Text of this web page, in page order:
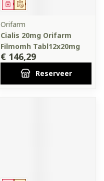
Op voorschrift
Geneesmiddel
Orifarm
Cialis 20mg Orifarm
Filmomh Tabl12x20mg
€ 146,29
Reserveer